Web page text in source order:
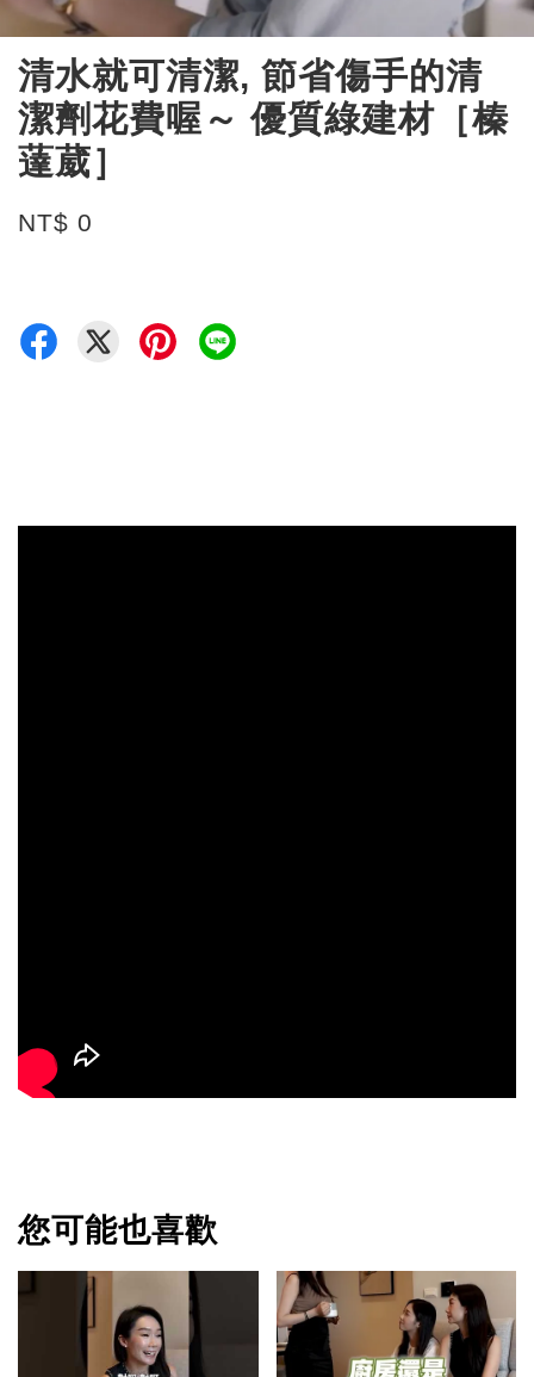
清水就可清潔, 節省傷手的清
潔劑花費喔～ 優質綠建材［榛
薘葳］
NT$ 0
您可能也喜歡